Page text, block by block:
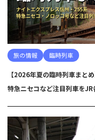
旅の情報 臨時列車
【2026年夏の臨時列車まと
特急ニセコなど注目列車を